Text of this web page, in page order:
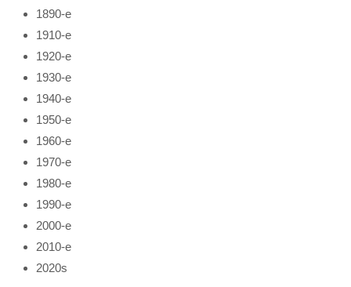
1890-е
1910-е
1920-е
1930-е
1940-е
1950-е
1960-е
1970-е
1980-е
1990-е
2000-е
2010-е
2020s